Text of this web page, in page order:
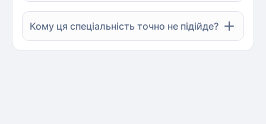
Кому ця спеціальність точно не підійде?